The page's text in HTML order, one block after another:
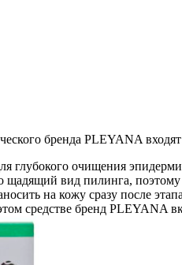
бренда PLEYANA
глубокого очищения
вид пилинга,
на кожу сразу после этапа
средстве бренд PLEYANA